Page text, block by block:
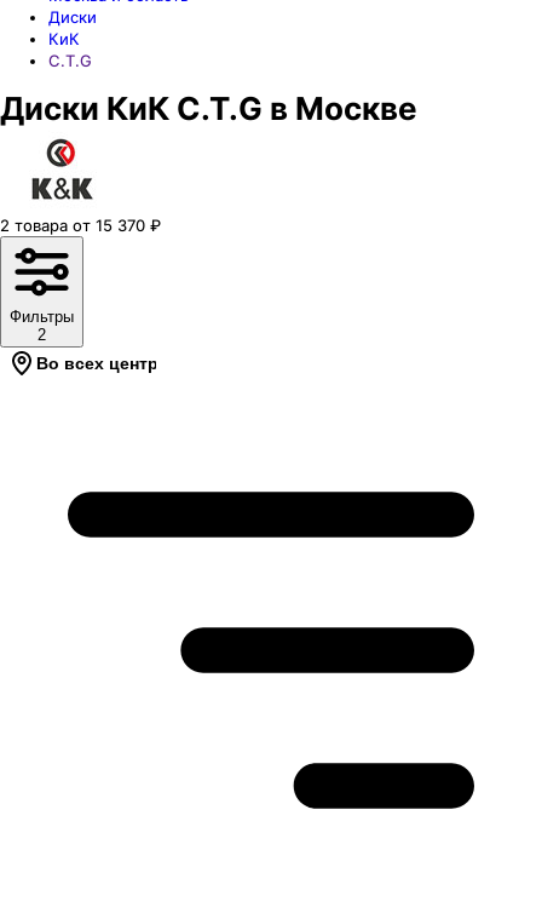
Диски
КиК
C.T.G
Диски КиК C.T.G в Москве
2 товара от 15 370 ₽
Фильтры
2
Во всех центрах